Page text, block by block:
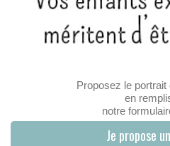
Proposez le portrait
en
notre
Je propose